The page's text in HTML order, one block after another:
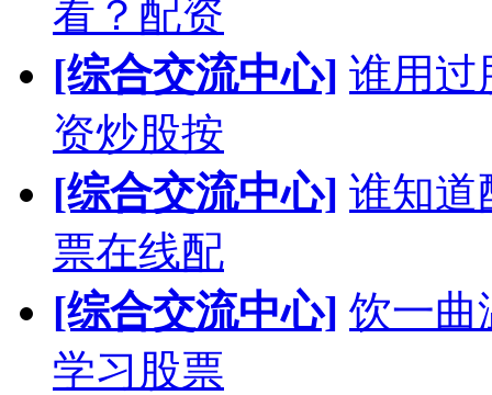
看？配资
[综合交流中心] 谁用过
资炒股按
[综合交流中心] 谁知道
票在线配
[综合交流中心] 饮一曲
学习股票